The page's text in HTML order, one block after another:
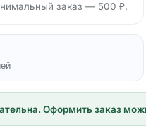
заказ — 500 ₽.
Оформить заказ